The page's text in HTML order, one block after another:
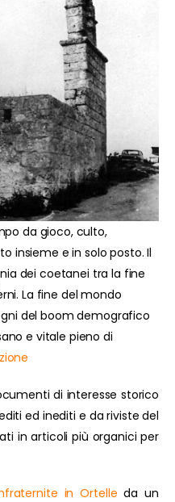
da gioco, culto,
insieme e in solo posto. Il
dei coetanei tra la fine
La fine del mondo
del boom demografico
e vitale pieno di
di interesse storico
ed inediti e da riviste del
in articoli più organici per
in Ortelle da un